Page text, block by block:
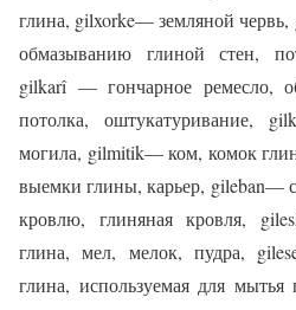
глина, gilxorke— земляной червь,
обмазыванию глиной стен,
gilkarî — гончарное ремесло,
потолка, оштукатуривание,
могила, gilmitik— ком, комок
выемки глины, карьер, gileban—
кровлю, глиняная кровля,
глина, мел, мелок, пудра,
глина, используемая для мытья